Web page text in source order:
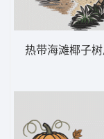
热带海滩椰子